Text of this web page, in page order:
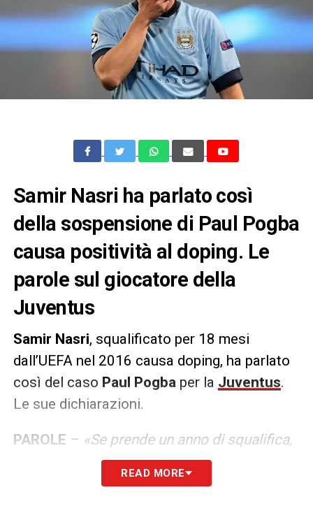
Samir Nasri ha parlato così
della sospensione di Paul Pogba
causa positività al doping. Le
parole sul giocatore della
Juventus
Samir Nasri, squalificato per 18 mesi
dall’UEFA nel 2016 causa doping, ha parlato
così del caso Paul Pogba per la Juventus.
Le sue dichiarazioni.
PAROLE – «Se prende un anno di squalifica,
credo che non lo vedremo più a grande
livello, perché per dieci mesi non potrà
READ MORE